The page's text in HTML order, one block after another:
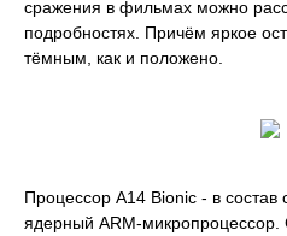
сражения в фильмах можно
подробностях. Причём яркое
тёмным, как и положено.
Процессор A14 Bionic - в
ядерный ARM-